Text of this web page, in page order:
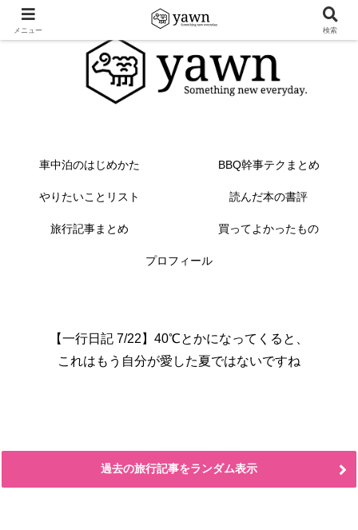
車中泊のはじめかた BBQ幹事テクまとめ
やりたいことリスト 読んだ本の書評
旅行記事まとめ 買ってよかったもの
プロフィール
【一行日記 7/22】40℃とかになってくると、
これはもう自分が愛した夏ではないですね
過去の旅行記事をランダム表示
メニュー 検索